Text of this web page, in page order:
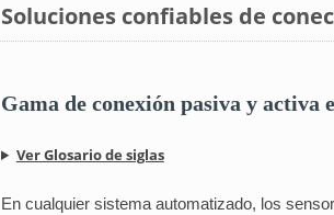
Soluciones confiables de
Gama de conexión pasiva y activa
Ver Glosario de siglas
En cualquier sistema automatizado, los